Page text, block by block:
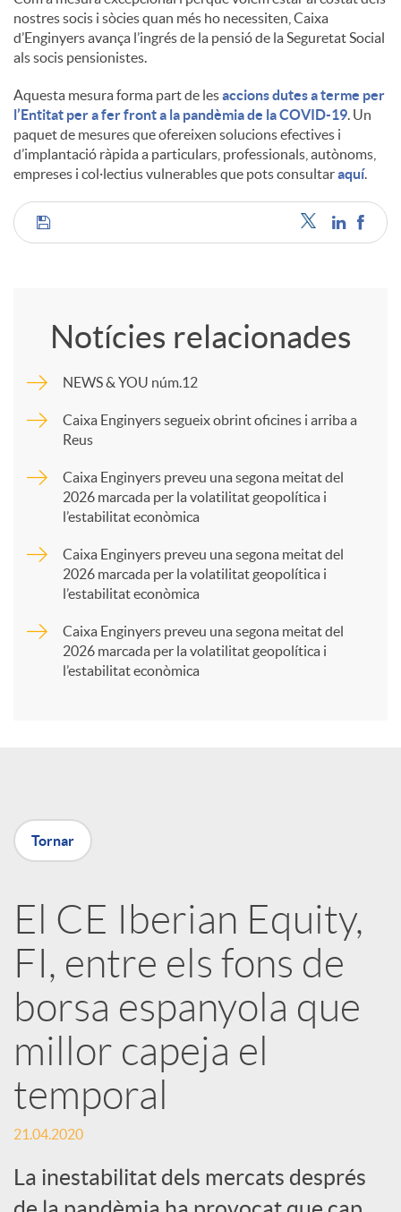
s
nostres socis i sòcies quan més ho necessiten, Caixa
d’Enginyers avança l’ingrés de la pensió de la Seguretat Social
als socis pensionistes.
Aquesta mesura forma part de lesaccions dutes a terme per
l’Entitat per a fer front a la pandèmia de la COVID-19. Un
paquet de mesures que ofereixen solucions efectives i
d’implantació ràpida a particulars, professionals, autònoms,
empreses i col·lectius vulnerables que pots consultaraquí.
C
p
a
X
r
x
e
s
S
Notícies relacionades
NEWS & YOU núm.12
Caixa Enginyers segueix obrint oficines i arriba a
Reus
Caixa Enginyers preveu una segona meitat del
2026 marcada per la volatilitat geopolítica i
l’estabilitat econòmica
Caixa Enginyers preveu una segona meitat del
2026 marcada per la volatilitat geopolítica i
l’estabilitat econòmica
Caixa Enginyers preveu una segona meitat del
2026 marcada per la volatilitat geopolítica i
l’estabilitat econòmica
Tornar
El CE Iberian Equity,
FI, entre els fons de
borsa espanyola que
millor capeja el
temporal
21.04.2020
La inestabilitat dels mercats després